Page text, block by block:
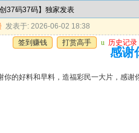
37码37码】独家发表
发表于: 2026-06-02 18:38
签到赚钱
打赏高手 u 历史记录
感谢
你的好料和早料，造福彩民一大片，感谢